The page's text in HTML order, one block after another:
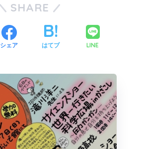
SHARE
シェア はてブ LINE